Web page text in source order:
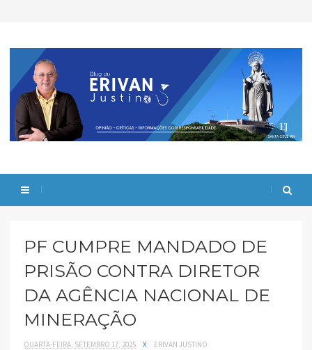
PF CUMPRE MANDADO DE
PRISÃO CONTRA DIRETOR
DA AGÊNCIA NACIONAL DE
MINERAÇÃO
QUARTA-FEIRA, SETEMBRO 17, 2025 X ERIVAN JUSTINO